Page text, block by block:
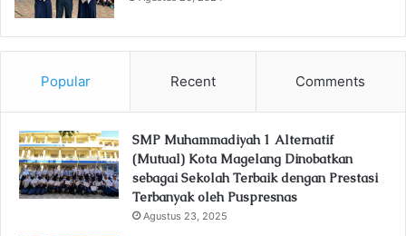
Popular Recent Comments
SMP Muhammadiyah 1 Alternatif
(Mutual) Kota Magelang Dinobatkan
sebagai Sekolah Terbaik dengan Prestasi
Terbanyak oleh Puspresnas
Agustus 23, 2025